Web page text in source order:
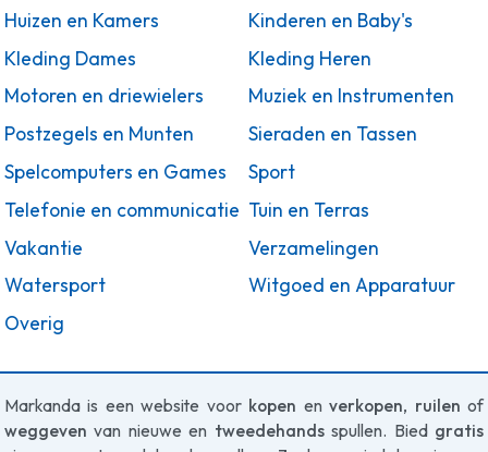
Huizen en Kamers
Kinderen en Baby's
Kleding Dames
Kleding Heren
Motoren en driewielers
Muziek en Instrumenten
Postzegels en Munten
Sieraden en Tassen
Spelcomputers en Games
Sport
Telefonie en communicatie Tuin en Terras
Vakantie
Verzamelingen
Watersport
Witgoed en Apparatuur
Overig
Markanda is een website voor kopen enverkopen, ruilen of
weggeven van nieuwe en tweedehandsspullen. Bied gratis